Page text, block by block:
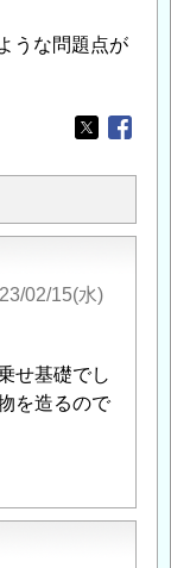
うな問題点が
Opens in
02/15(水)
せ基礎でし
を造るので